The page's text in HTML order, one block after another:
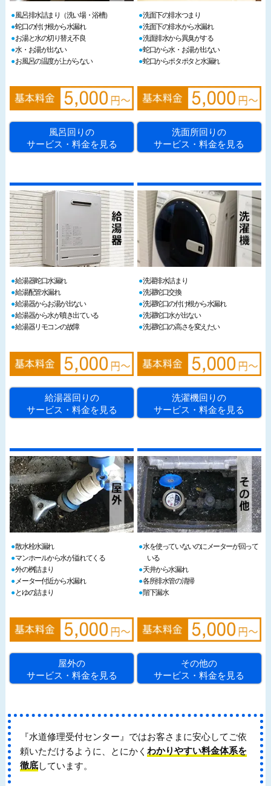
風呂排水詰まり（洗い場・浴槽）
蛇口の付け根から水漏れ
お湯と水の切り替え不良
水・お湯が出ない
お風呂の温度が上がらない
風呂回りの
サービス・料金を見る
洗面下の排水つまり
洗面下の排水から水漏れ
洗面排水から異臭がする
蛇口から水・お湯が出ない
蛇口からポタポタと水漏れ
洗面所回りの
サービス・料金を見る
給湯器蛇口水漏れ
給湯配管水漏れ
給湯器からお湯が出ない
給湯器から水が噴き出ている
給湯器リモコンの故障
給湯器回りの
サービス・料金を見る
洗濯排水詰まり
洗濯蛇口交換
洗濯蛇口の付け根から水漏れ
洗濯蛇口水が出ない
洗濯蛇口の高さを変えたい
洗濯機回りの
サービス・料金を見る
散水栓水漏れ
マンホールから水が溢れてくる
外の桝詰まり
メーター付近から水漏れ
とゆの詰まり
屋外の
サービス・料金を見る
水を使っていないのにメーターが回って
いる
天井から水漏れ
各所排水管の清掃
階下漏水
その他の
サービス・料金を見る
『水道修理受付センター』ではお客さまに安心してご依
頼いただけるように、とにかく わかりやすい料金体系を
徹底しています。